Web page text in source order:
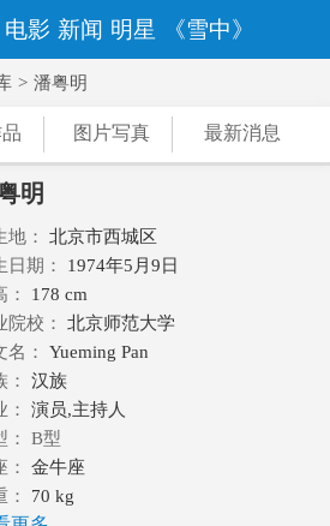
电影 新闻 明星 《雪中》
> 潘粤明
图片写真 最新消息
明
地：
北京市西城区
日期：
1974年5月9日
：
178 cm
院校：
北京师范大学
名：
Yueming Pan
：
汉族
：
演员,主持人
： B型
：
金牛座
：
70 kg